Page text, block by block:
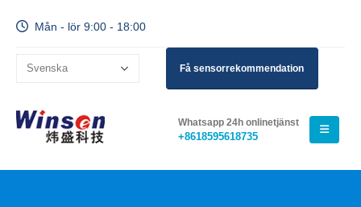
Mån - lör 9:00 - 18:00
Få sensorrekommendation
Whatsapp 24h onlinetjänst
+8618595618735